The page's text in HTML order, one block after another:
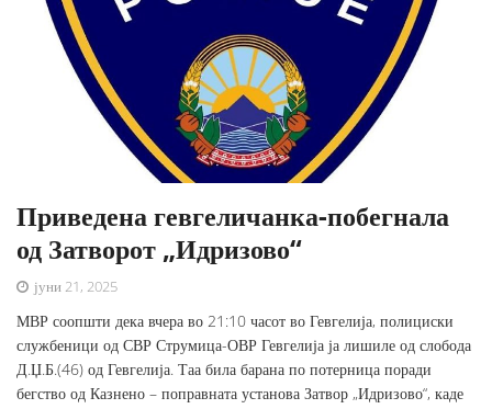
Приведена гевгеличанка-побегнала
од Затворот „Идризово“
јуни 21, 2025
МВР соопшти дека вчера во 21:10 часот во Гевгелија, полициски
службеници од СВР Струмица-ОВР Гевгелија ја лишиле од слобода
Д.Џ.Б.(46) од Гевгелија. Таа била барана по потерница поради
бегство од Казнено – поправната установа Затвор „Идризово“, каде